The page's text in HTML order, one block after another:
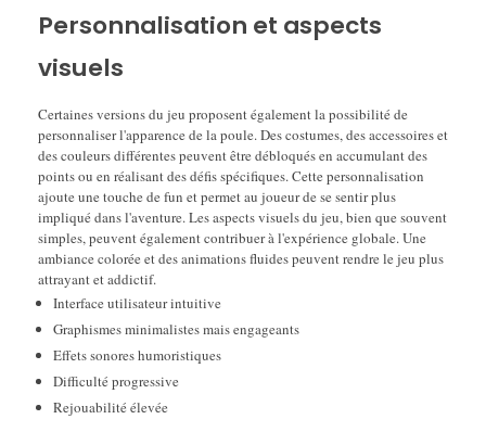
Personnalisation et aspects
visuels
Certaines versions du jeu proposent également la possibilité de
personnaliser l'apparence de la poule. Des costumes, des accessoires et
des couleurs différentes peuvent être débloqués en accumulant des
points ou en réalisant des défis spécifiques. Cette personnalisation
ajoute une touche de fun et permet au joueur de se sentir plus
impliqué dans l'aventure. Les aspects visuels du jeu, bien que souvent
simples, peuvent également contribuer à l'expérience globale. Une
ambiance colorée et des animations fluides peuvent rendre le jeu plus
attrayant et addictif.
Interface utilisateur intuitive
Graphismes minimalistes mais engageants
Effets sonores humoristiques
Difficulté progressive
Rejouabilité élevée